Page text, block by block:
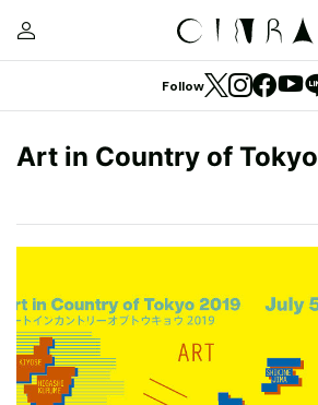
Follow
Art in Country of Tokyo